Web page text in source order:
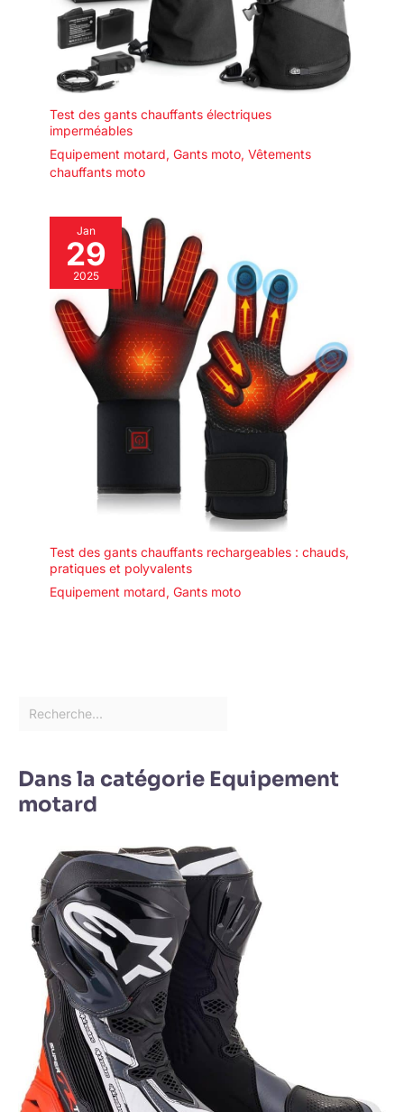
Test des gants chauffants électriques
imperméables
Equipement motard, Gants moto, Vêtements
chauffants moto
Jan
29
2025
Test des gants chauffants rechargeables : chauds,
pratiques et polyvalents
Equipement motard, Gants moto
Dans la catégorie Equipement
motard